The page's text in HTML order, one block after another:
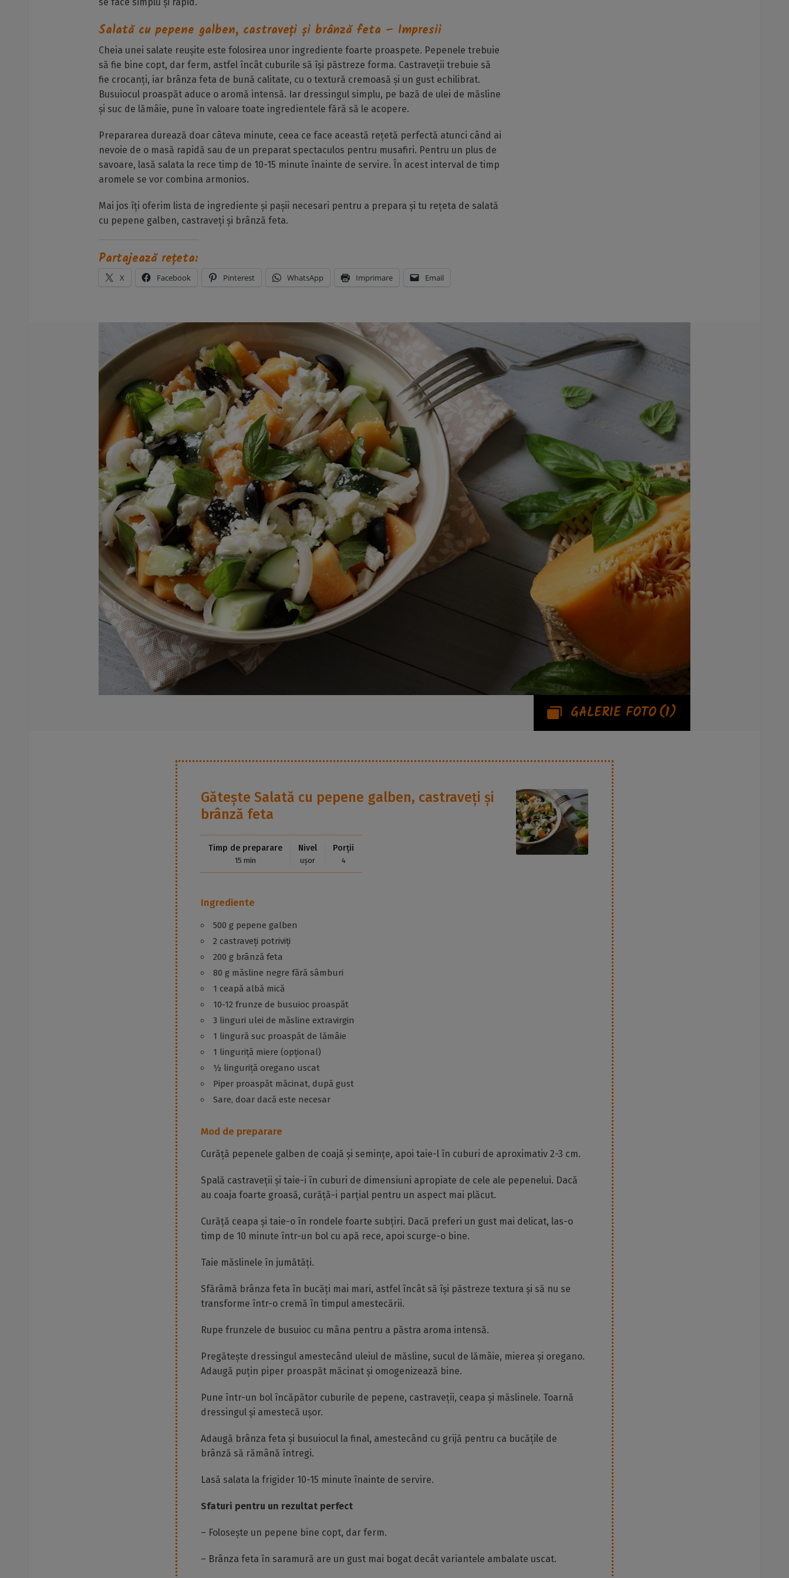
Salată cu pepene galben, castraveți și brânză feta – Impresii
Cheia unei salate reușite este folosirea unor ingrediente foarte proaspete. Pepenele trebuie
să fie bine copt, dar ferm, astfel încât cuburile să își păstreze forma. Castraveții trebuie să
fie crocanți, iar brânza feta de bună calitate, cu o textură cremoasă și un gust echilibrat.
Busuiocul proaspăt aduce o aromă intensă. Iar dressingul simplu, pe bază de ulei de măsline
și suc de lămâie, pune în valoare toate ingredientele fără să le acopere.
Prepararea durează doar câteva minute, ceea ce face această rețetă perfectă atunci când ai
nevoie de o masă rapidă sau de un preparat spectaculos pentru musafiri. Pentru un plus de
savoare, lasă salata la rece timp de 10-15 minute înainte de servire. În acest interval de timp
aromele se vor combina armonios.
Mai jos îți oferim lista de ingrediente și pașii necesari pentru a prepara și tu rețeta de salată
cu pepene galben, castraveți și brânză feta.
Partajează rețeta:
X Facebook Pinterest WhatsApp Imprimare Email
GALERIE FOTO(1)
Gătește Salată cu pepene galben, castraveți și
brânză feta
Timp de preparare
15 min
Nivel
ușor
Porții
4
Ingrediente
500 g pepene galben
2 castraveți potriviți
200 g brânză feta
80 g măsline negre fără sâmburi
1 ceapă albă mică
10-12 frunze de busuioc proaspăt
3 linguri ulei de măsline extravirgin
1 lingură suc proaspăt de lămâie
1 linguriță miere (opțional)
½ linguriță oregano uscat
Piper proaspăt măcinat, după gust
Sare, doar dacă este necesar
Mod de preparare
Curăță pepenele galben de coajă și semințe, apoi taie-l în cuburi de aproximativ 2-3 cm.
Spală castraveții și taie-i în cuburi de dimensiuni apropiate de cele ale pepenelui. Dacă
au coaja foarte groasă, curăță-i parțial pentru un aspect mai plăcut.
Curăță ceapa și taie-o în rondele foarte subțiri. Dacă preferi un gust mai delicat, las-o
timp de 10 minute într-un bol cu apă rece, apoi scurge-o bine.
Taie măslinele în jumătăți.
Sfărâmă brânza feta în bucăți mai mari, astfel încât să își păstreze textura și să nu se
transforme într-o cremă în timpul amestecării.
Rupe frunzele de busuioc cu mâna pentru a păstra aroma intensă.
Pregătește dressingul amestecând uleiul de măsline, sucul de lămâie, mierea și oregano.
Adaugă puțin piper proaspăt măcinat și omogenizează bine.
Pune într-un bol încăpător cuburile de pepene, castraveții, ceapa și măslinele. Toarnă
dressingul și amestecă ușor.
Adaugă brânza feta și busuiocul la final, amestecând cu grijă pentru ca bucățile de
brânză să rămână întregi.
Lasă salata la frigider 10-15 minute înainte de servire.
Sfaturi pentru un rezultat perfect
– Folosește un pepene bine copt, dar ferm.
– Brânza feta în saramură are un gust mai bogat decât variantele ambalate uscat.